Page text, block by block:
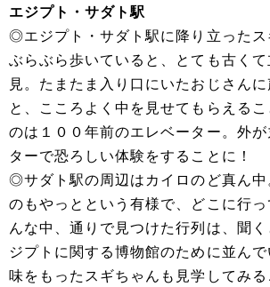
エジプト・サダト駅
◎エジプト・サダト駅に降り立ったス
ぶらぶら歩いていると、とても古く
見。たまたま入り口にいたおじさん
と、こころよく中を見せてもらえる
のは１００年前のエレベーター。外
ターで恐ろしい体験をすることに！
◎サダト駅の周辺はカイロのど真ん中
のもやっとという有様で、どこに行
んな中、通りで見つけた行列は、聞
ジプトに関する博物館のために並ん
味をもったスギちゃんも見学してみ